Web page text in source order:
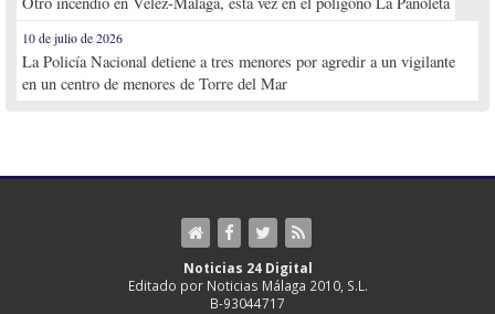
10 de julio de 2026
La Policía Nacional detiene a tres menores por agredir a un vigilante
en un centro de menores de Torre del Mar
Noticias 24 Digital
Editado por Noticias Málaga 2010, S.L.
B-93044717